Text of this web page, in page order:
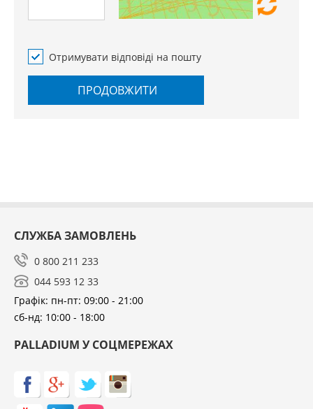
Отримувати відповіді на пошту
ПРОДОВЖИТИ
СЛУЖБА ЗАМОВЛЕНЬ
0 800 211 233
044 593 12 33
Графік: пн-пт: 09:00 - 21:00
сб-нд: 10:00 - 18:00
PALLADIUM У СОЦМЕРЕЖАХ